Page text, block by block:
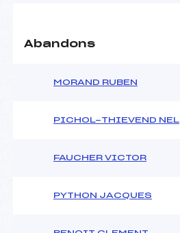
Abandons
MORAND RUBEN
PICHOL-THIEVEND NEL
FAUCHER VICTOR
PYTHON JACQUES